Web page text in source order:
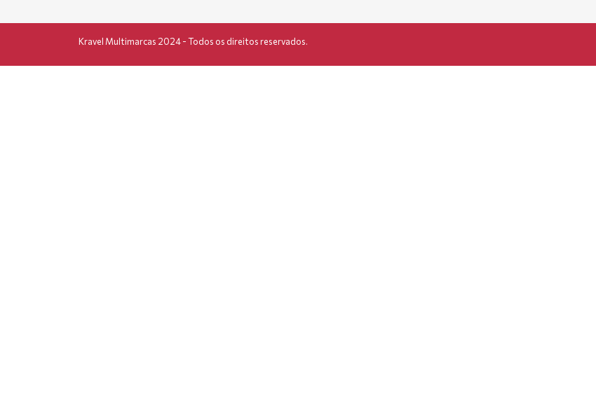
Kravel Multimarcas 2024 - Todos os direitos reservados.